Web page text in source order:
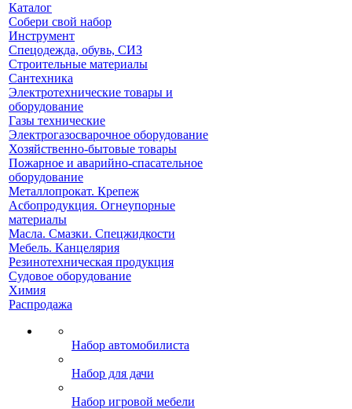
Каталог
Собери свой набор
Инструмент
Спецодежда, обувь, СИЗ
Строительные материалы
Сантехника
Электротехнические товары и
оборудование
Газы технические
Электрогазосварочное оборудование
Хозяйственно-бытовые товары
Пожарное и аварийно-спасательное
оборудование
Металлопрокат. Крепеж
Асбопродукция. Огнеупорные
материалы
Масла. Смазки. Спецжидкости
Мебель. Канцелярия
Резинотехническая продукция
Судовое оборудование
Химия
Распродажа
Набор автомобилиста
Набор для дачи
Набор игровой мебели